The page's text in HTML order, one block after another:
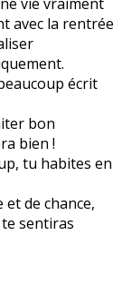
avec la rentrée
écrit
bon
bien !
tu habites en
de chance,
sentiras